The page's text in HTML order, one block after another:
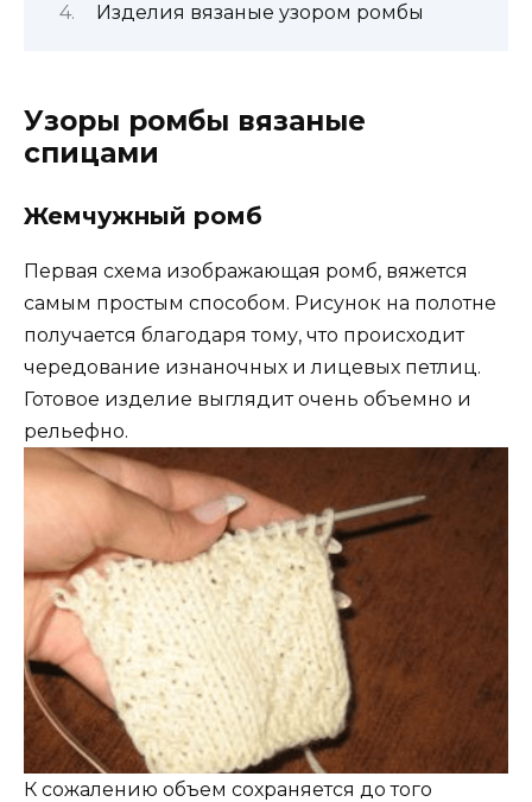
Изделия вязаные узором ромбы
Узоры ромбы вязаные
спицами
Жемчужный ромб
Первая схема изображающая ромб, вяжется
самым простым способом. Рисунок на полотне
получается благодаря тому, что происходит
чередование изнаночных и лицевых петлиц.
Готовое изделие выглядит очень объемно и
рельефно.
К сожалению объем сохраняется до того